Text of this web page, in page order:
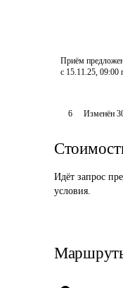
Приём
с 15.11.25, 09:00
6 Изменён
Идёт запрос
условия.